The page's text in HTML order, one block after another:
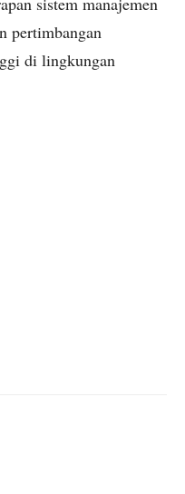
pertimbangan
di lingkungan